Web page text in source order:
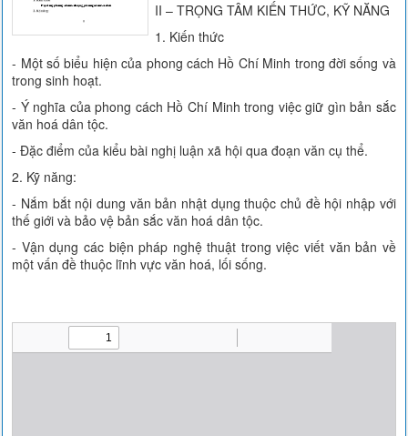
II – TRỌNG TÂM KIẾN THỨC, KỸ NĂNG
1. Kiến thức
- Một số biểu hiện của phong cách Hồ Chí Minh trong đời sống và
trong sinh hoạt.
- Ý nghĩa của phong cách Hồ Chí Minh trong việc giữ gìn bản sắc
văn hoá dân tộc.
- Đặc điểm của kiểu bài nghị luận xã hội qua đoạn văn cụ thể.
2. Kỹ năng:
- Nắm bắt nội dung văn bản nhật dụng thuộc chủ đề hội nhập với
thế giới và bảo vệ bản sắc văn hoá dân tộc.
- Vận dụng các biện pháp nghệ thuật trong việc viết văn bản về
một vấn đề thuộc lĩnh vực văn hoá, lối sống.